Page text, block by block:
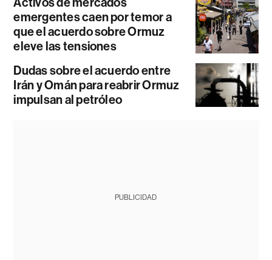
emergentes caen por temor a
que el acuerdo sobre Ormuz
eleve las tensiones
Dudas sobre el acuerdo entre
Irán y Omán para reabrir Ormuz
impulsan al petróleo
PUBLICIDAD